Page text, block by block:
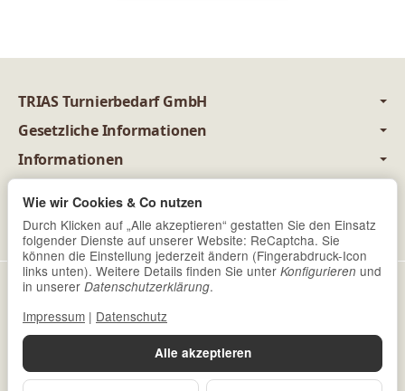
TRIAS Turnierbedarf GmbH
Gesetzliche Informationen
Informationen
Newsletter Abonnieren
Datenschutz•
Vertrag widerrufen
*Alle Preise inkl. gesetzlicher USt., zzgl.Versand
Alle akzeptieren
Wie wir Cookies & Co nutzen
Durch Klicken auf „Alle akzeptieren“ gestatten Sie den Einsatz
folgender Dienste auf unserer Website: ReCaptcha. Sie
können die Einstellung jederzeit ändern (Fingerabdruck-Icon
links unten). Weitere Details finden Sie unter Konfigurieren und
in unserer Datenschutzerklärung.
Impressum | Datenschutz